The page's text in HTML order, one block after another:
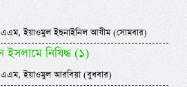
ইয়াওমুল ইছনাইনিল আযীম (সোমবার)
ইসলামে নিষিদ্ধ (১)
ইয়াওমুল আরবিয়া (বুধবার)